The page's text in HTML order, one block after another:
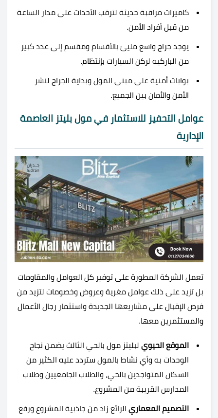
كاميرات مراقبة حديثة لترقب الأحداث على مدار الساعة
من قبل أفراد الأمن.
يوجد جراج واسع مليئ بالأقسام ومقسم إلى عدد كبير
من الباركيه لركن السيارات بإنتظام.
بوابات أمنية على مبنى المول وبداية الجراج لنشر
الأمن والأمان بين الجميع.
عوامل التحفيز للاستثمار في مول بليتز العاصمة
الإدارية
تعمل الشركة المطورة على توفير كل العوامل والمقاومات
بل تزيد على ذلك عوامل مغرية وعروض وخصومات لتزيد من
فرص الإقبال على مشاريعها الجديدة واستثمار رجال الأعمال
والمستثمرين معها.
الموقع الحيوي لبليتز مول بالحي الثالث يضمن نجاح
الوحدات به وأي نشاط بالمول ستردد عليه الكثير من
السكان المتواجدين بالحي، والطلاب الجامعيين وطلاب
المدارس القريبة من المشروع.
التصميم المعماري الرائع زاد من جاذبية المشروع ورفع